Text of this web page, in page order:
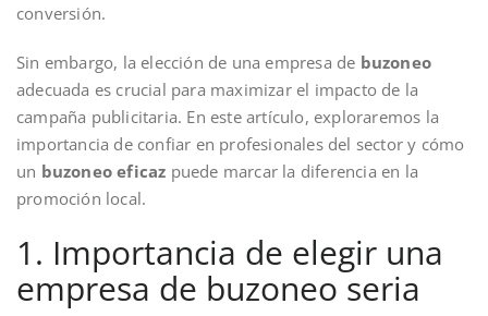
conversión.
Sin embargo, la elección de una empresa de buzoneo
adecuada es crucial para maximizar el impacto de la
campaña publicitaria. En este artículo, exploraremos la
importancia de confiar en profesionales del sector y cómo
un buzoneo eficaz puede marcar la diferencia en la
promoción local.
1. Importancia de elegir una
empresa de buzoneo seria